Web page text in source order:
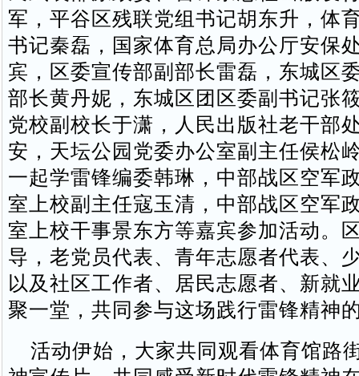
军，平谷区残联党组书记胡东升，体
书记秦磊，国家体育总局办公厅安保
宾，区委宣传部副部长雷磊，东城区
部长黄丹妮，东城区团区委副书记张
党校副校长于潇，人民出版社老干部
安，天坛公园党委办公室副主任侯松
一起学雷锋编委韩琳，中部战区空军
室上校副主任寇玉清，中部战区空军
室上校干事景东方等嘉宾参加活动。
导，老党员代表、青年志愿者代表、
以及社区工作者、居民志愿者、新就
聚一堂，共同参与这场践行雷锋精神
活动伊始，大家共同观看体育馆路